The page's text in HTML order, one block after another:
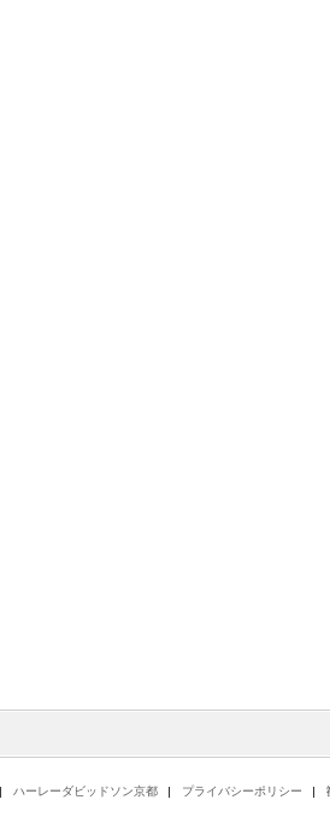
ハーレーダビッドソン京都 プライバシーポリシー